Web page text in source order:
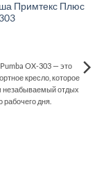
Примтекс Плюс
OX-303 — это
кресло, которое
незабываемый отдых
рабочего дня.